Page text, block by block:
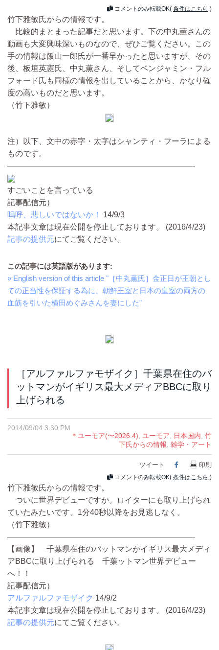
コメントのみ転載OK( 条件はこちら )
竹下雅敏氏からの情報です。
比較的まとまった記事だと思います。下の中丸薫さんの
動画も大変興味深いものなので、ぜひご覧ください。この
手の情報は飯山一郎氏が一番早かったと思いますが、その
後、板垣英憲氏、中丸薫さん、そしてベンジャミン・フル
フォード氏も同様の情報を出していることから、かなり確
度の高いものだと思います。
（竹下雅敏）
注）以下、文中の赤字・太字はシャンティ・フーラによる
ものです。
――――――――――――――――――――――――
すごいことを言っている
記事配信元）
嗚呼、悲しいではないか！
14/9/3
本記事文章は現在公開を停止しております。 (2016/4/23)
記事の提供元にてご覧ください。
この記事には英語版があります:
» English version of this article "［中丸薫氏］金正日が王朝とし
ての正当性を保証する為に、朝鮮王室と日本の皇室の両方の
血筋を引いた横田めぐみさんを妻にした"
［アルファルファモザイク］千葉県在住のバ
ットマンがイギリス最大メディアBBCに取り
上げられる
2014/09/04 3:30 PM
＊ユーモア(〜2026.4)
ユーモア 日本国内 竹
下氏からの情報 雑学・アート
ツイート Facebook
印刷
コメントのみ転載OK( 条件はこちら )
竹下雅敏氏からの情報です。
ついに世界デビューですか。ロイターにも取り上げられ
ていたみたいです。1分40秒以降をお見逃しなく。
（竹下雅敏）
――――――――――――――――――――――――
【画像】 千葉県在住のバットマンがイギリス最大メディ
アBBCに取り上げられる 千葉ットマン世界デビュー
へ！！
記事配信元）
アルファルファモザイク 14/9/2
本記事文章は現在公開を停止しております。 (2016/4/23)
記事の提供元にてご覧ください。